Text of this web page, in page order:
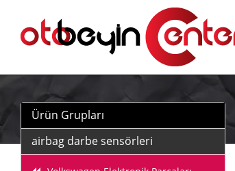
Ürün Grupları
airbag darbe sensörleri